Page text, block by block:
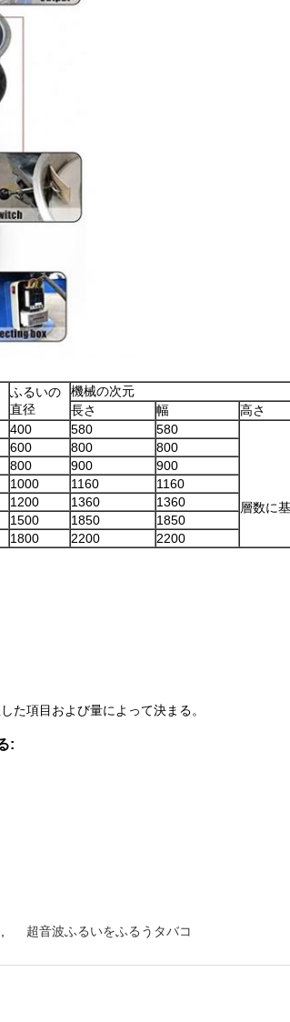
ふるいの
直径
機械の次元
長さ
幅
高さ
400 580 580
層数に
600 800
800
800 900
900
1000 1160
1160
1200 1360
1360
1500 1850
1850
1800 2200 2200
た項目および量によって決まる。
:
超音波ふるいをふるうタバコ